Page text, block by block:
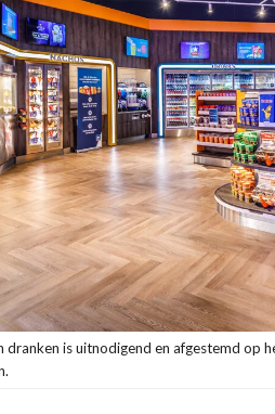
is uitnodigend en afgestemd op